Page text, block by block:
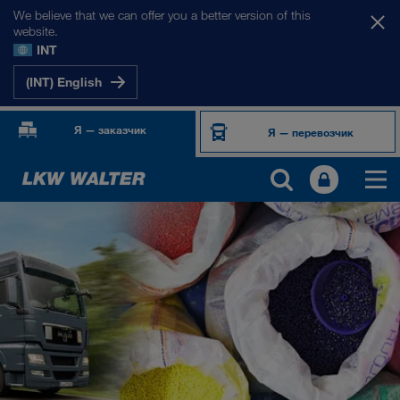
We believe that we can offer you a better version of this
website.
INT
(INT) English
Я — заказчик Я — перевозчик
ПРОДУКТЫ И УСЛУГИ
Автомобильные перевозки
Цифровые решения
Комбинированные перевозки